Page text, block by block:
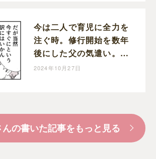
今は二人で育児に全力を
注ぐ時。修行開始を数年
後にした父の気遣い。育
児なめすぎ夫［１９８］
2024年10月27日
んの書いた記事をもっと見る